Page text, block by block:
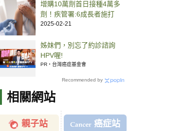
增購10萬劑首日接種4萬多
劑！疾管署:6成長者施打
2025-02-21
姊妹們，別忘了約診諮詢
HPV喔!
PR・台灣癌症基金會
Recommended by
相關網站
親子站 癌症站